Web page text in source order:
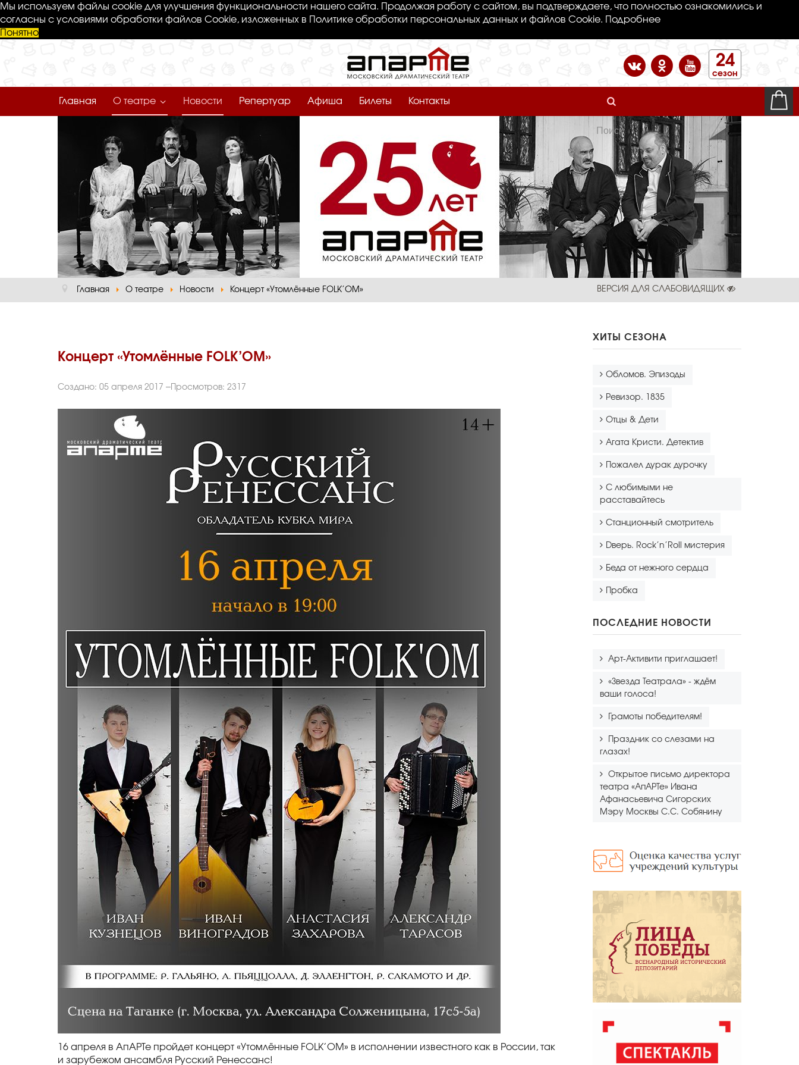
Мы используем файлы cookie для улучшения функциональности нашего сайта. Продолжая работу с сайтом, вы подтверждаете, что полностью ознакомились и
согласны с условиями обработки файлов Cookie, изложенных в Политике обработки персональных данных и файлов Cookie. Подробнее
Понятно
24
сезон
Главная О театре Новости Репертуар Афиша Билеты Контакты
Главная О театре Новости Концерт «Утомлённые FOLK’OM» ВЕРСИЯ ДЛЯ СЛАБОВИДЯЩИХ
Концерт «Утомлённые FOLK’OM»
Создано: 05 апреля 2017 Просмотров: 2317
16 апреля в АпАРТе пройдет концерт «Утомлённые FOLK’OM» в исполнении известного как в России, так
и зарубежом ансамбля Русский Ренессанс!
ХИТЫ СЕЗОНА
Обломов. Эпизоды
Ревизор. 1835
Отцы & Дети
Агата Кристи. Детектив
Пожалел дурак дурочку
С любимыми не
расставайтесь
Станционный смотритель
Dверь. Rock’n’Roll мистерия
Беда от нежного сердца
Пробка
ПОСЛЕДНИЕ НОВОСТИ
Арт-Активити приглашает!
«Звезда Театрала» - ждём
ваши голоса!
Грамоты победителям!
Праздник со слезами на
глазах!
Открытое письмо директора
театра «АпАРТе» Ивана
Афанасьевича Сигорских
Мэру Москвы С.С. Собянину